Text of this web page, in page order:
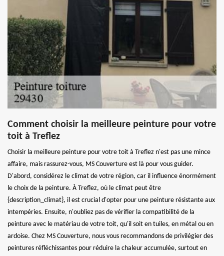
Comment choisir la meilleure peinture pour votre
toit à Treflez
Choisir la meilleure peinture pour votre toit à Treflez n'est pas une mince
affaire, mais rassurez-vous, MS Couverture est là pour vous guider.
D'abord, considérez le climat de votre région, car il influence énormément
le choix de la peinture. À Treflez, où le climat peut être
{description_climat}, il est crucial d'opter pour une peinture résistante aux
intempéries. Ensuite, n'oubliez pas de vérifier la compatibilité de la
peinture avec le matériau de votre toit, qu'il soit en tuiles, en métal ou en
ardoise. Chez MS Couverture, nous vous recommandons de privilégier des
peintures réfléchissantes pour réduire la chaleur accumulée, surtout en